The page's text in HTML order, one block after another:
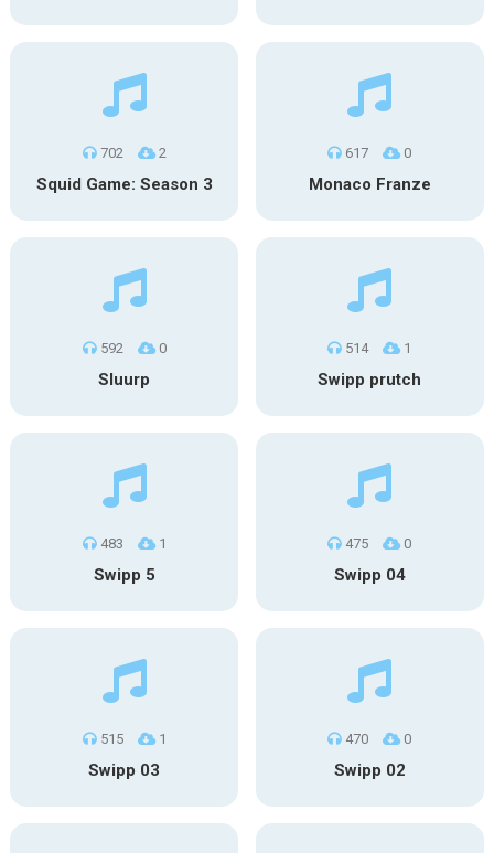
702 2
Squid Game: Season 3
617 0
Monaco Franze
592 0
Sluurp
514 1
Swipp prutch
483 1
Swipp 5
475 0
Swipp 04
515 1
Swipp 03
470 0
Swipp 02